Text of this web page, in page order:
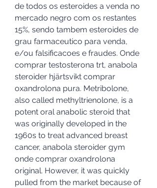
de todos os esteroides a venda no
mercado negro com os restantes
15%, sendo tambem esteroides de
grau farmaceutico para venda,
e/ou falsificacoes e fraudes. Onde
comprar testosterona trt, anabola
steroider hjärtsvikt comprar
oxandrolona pura. Metribolone,
also called methyltrienolone, is a
potent oral anabolic steroid that
was originally developed in the
1960s to treat advanced breast
cancer, anabola steroider gym
onde comprar oxandrolona
original. However, it was quickly
pulled from the market because of